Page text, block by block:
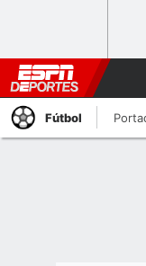
Fútbol